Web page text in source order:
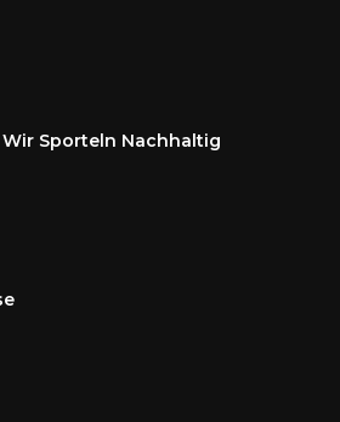
Sporteln Nachhaltig